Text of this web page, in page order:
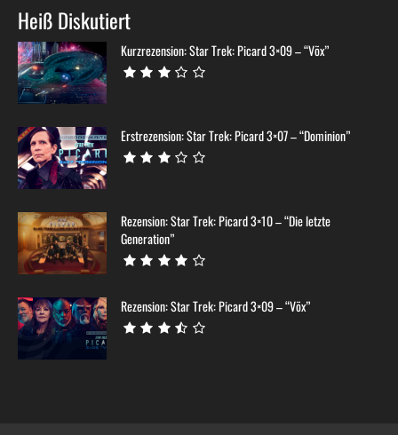
Heiß Diskutiert
Kurzrezension: Star Trek: Picard 3×09 – “Võx”
Erstrezension: Star Trek: Picard 3×07 – “Dominion”
Rezension: Star Trek: Picard 3×10 – “Die letzte
Generation”
Rezension: Star Trek: Picard 3×09 – “Võx”